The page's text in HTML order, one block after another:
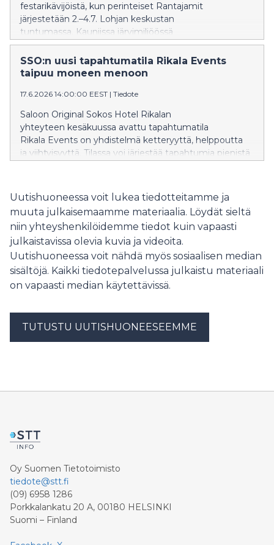
festarikävijöistä, kun perinteiset Rantajamit
järjestetään 2.–4.7. Lohjan keskustan
tuntumassa. Kauniissa järvimiljöössä
järjestettävä festivaali on vakiinnuttanut paikkansa
yhtenä kesän suosituimmista tapahtumista läntisellä
Uudellamaalla. Tänäkään vuonna artistikattaus ei petä,
lauantaihin.
SSO:n uusi tapahtumatila Rikala Events
taipuu moneen menoon
17.6.2026 14:00:00 EEST | Tiedote
Saloon Original Sokos Hotel Rikalan
yhteyteen kesäkuussa avattu tapahtumatila
Rikala Events on yhdistelmä ketteryyttä, helppoutta
ja viihtyisyyttä. Tilassa voi järjestää tapahtumia pienistä
saman katon alta.
Uutishuoneessa voit lukea tiedotteitamme ja
muuta julkaisemaamme materiaalia. Löydät sieltä
niin yhteyshenkilöidemme tiedot kuin vapaasti
julkaistavissa olevia kuvia ja videoita.
Uutishuoneessa voit nähdä myös sosiaalisen median
sisältöjä. Kaikki tiedotepalvelussa julkaistu materiaali
on vapaasti median käytettävissä.
TUTUSTU UUTISHUONEESEEMME
Oy Suomen Tietotoimisto
tiedote@stt.fi
(09) 6958 1286
Porkkalankatu 20 A, 00180 HELSINKI
Suomi – Finland